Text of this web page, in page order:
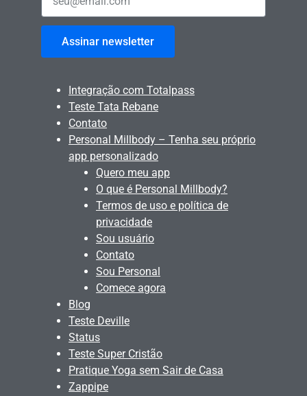
Assinar newsletter
Integração com Totalpass
Teste Tata Rebane
Contato
Personal Millbody – Tenha seu próprio
app personalizado
Quero meu app
O que é Personal Millbody?
Termos de uso e política de
privacidade
Sou usuário
Contato
Sou Personal
Comece agora
Blog
Teste Deville
Status
Teste Super Cristão
Pratique Yoga sem Sair de Casa
Zappipe